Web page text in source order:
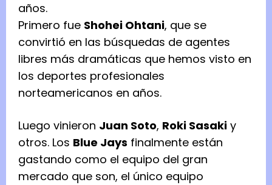
años.
Primero fue Shohei Ohtani, que se
convirtió en las búsquedas de agentes
libres más dramáticas que hemos visto en
los deportes profesionales
norteamericanos en años.
Luego vinieron Juan Soto, Roki Sasaki y
otros. Los Blue Jays finalmente están
gastando como el equipo del gran
mercado que son, el único equipo